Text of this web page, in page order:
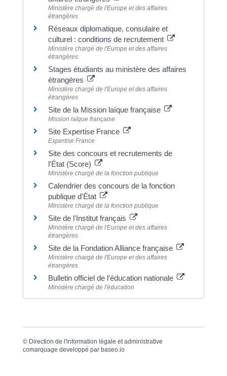
Ministère chargé de l'Europe et des affaires
étrangères
Réseaux diplomatique, consulaire et
culturel : conditions de recrutement
Ministère chargé de l'Europe et des affaires
étrangères
Stages étudiants au ministère des affaires
étrangères
Ministère chargé de l'Europe et des affaires
étrangères
Site de la Mission laïque française
Mission laïque française
Site Expertise France
Expertise France
Site des concours et recrutements de
l'État (Score)
Ministère chargé de la fonction publique
Calendrier des concours de la fonction
publique d'État
Ministère chargé de la fonction publique
Site de l'Institut français
Ministère chargé de l'Europe et des affaires
étrangères
Site de la Fondation Alliance française
Ministère chargé de l'Europe et des affaires
étrangères
Bulletin officiel de l'éducation nationale
Ministère chargé de l'éducation
© Direction de l'information légale et administrative
comarquage developpé par baseo.io